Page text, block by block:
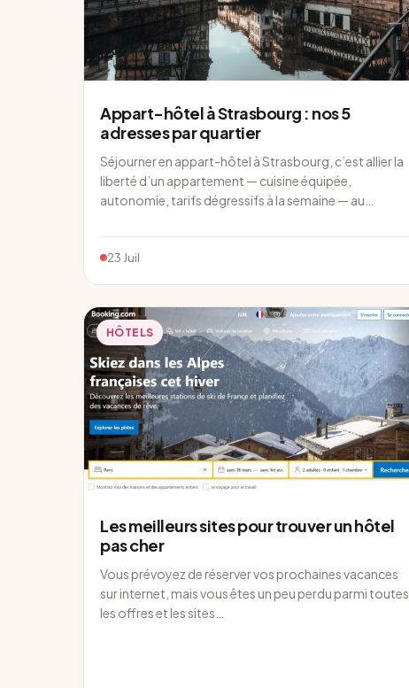
Appart-hôtel à Strasbourg : nos 5
adresses par quartier
Séjourner en appart-hôtel à Strasbourg, c’est allier la
liberté d’un appartement — cuisine équipée,
autonomie, tarifs dégressifs à la semaine — au…
23 Juil
HÔTELS
Les meilleurs sites pour trouver un hôtel
pas cher
Vous prévoyez de réserver vos prochaines vacances
sur internet, mais vous êtes un peu perdu parmi toutes
les offres et les sites…